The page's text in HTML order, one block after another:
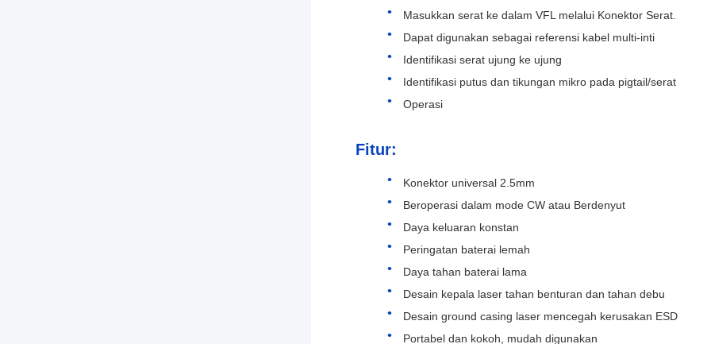
Masukkan serat ke dalam VFL melalui Konektor Serat.
Dapat digunakan sebagai referensi kabel multi-inti
Identifikasi serat ujung ke ujung
Identifikasi putus dan tikungan mikro pada pigtail/serat
Operasi
Fitur:
Konektor universal 2.5mm
Beroperasi dalam mode CW atau Berdenyut
Daya keluaran konstan
Peringatan baterai lemah
Daya tahan baterai lama
Desain kepala laser tahan benturan dan tahan debu
Desain ground casing laser mencegah kerusakan ESD
Portabel dan kokoh, mudah digunakan